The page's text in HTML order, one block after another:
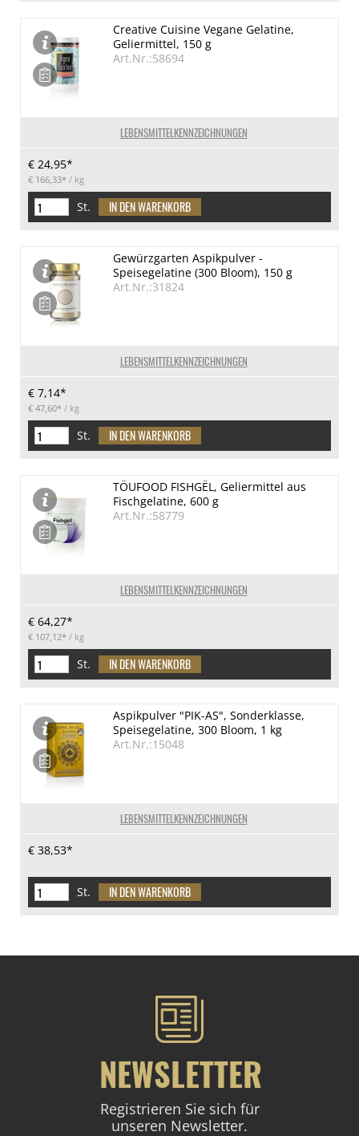
LEBENSMITTELKENNZEICHNUNGEN
Creative Cuisine Vegane Gelatine,
Geliermittel, 150 g
Art.Nr.:58694
€ 24,95*
€ 166,33* / kg
St.
LEBENSMITTELKENNZEICHNUNGEN
Gewürzgarten Aspikpulver -
Speisegelatine (300 Bloom), 150 g
Art.Nr.:31824
€ 7,14*
€ 47,60* / kg
St.
LEBENSMITTELKENNZEICHNUNGEN
TÖUFOOD FISHGËL, Geliermittel aus
Fischgelatine, 600 g
Art.Nr.:58779
€ 64,27*
€ 107,12* / kg
St.
LEBENSMITTELKENNZEICHNUNGEN
Aspikpulver "PIK-AS", Sonderklasse,
Speisegelatine, 300 Bloom, 1 kg
Art.Nr.:15048
€ 38,53*
St.
NEWSLETTER
Registrieren Sie sich für
unseren Newsletter.